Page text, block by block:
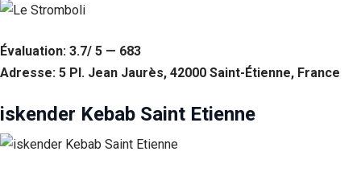
Évaluation: 3.7/ 5 — 683
Adresse: 5 Pl. Jean Jaurès, 42000 Saint-Étienne, France
iskender Kebab Saint Etienne